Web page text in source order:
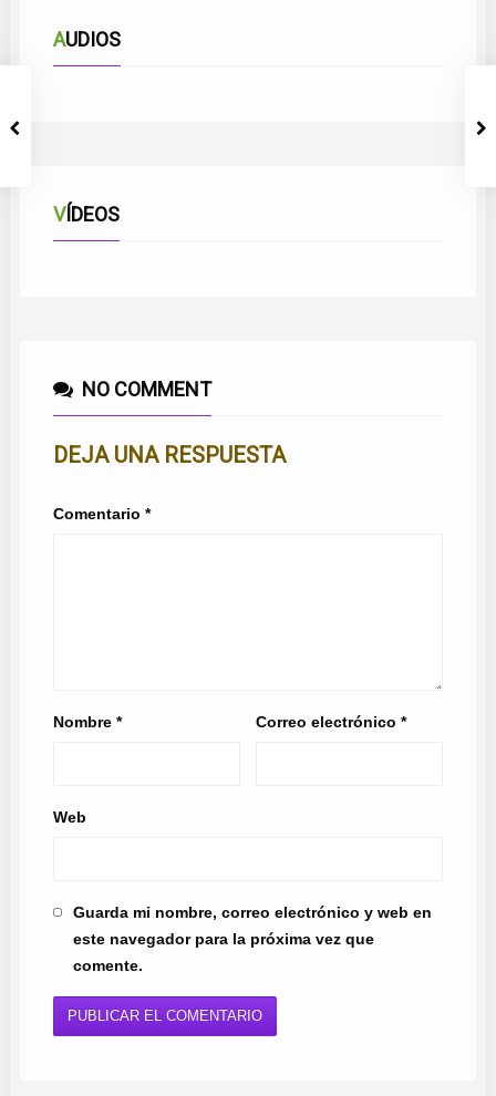
AUDIOS
VÍDEOS
NO COMMENT
DEJA UNA RESPUESTA
Comentario *
Nombre * Correo electrónico*
Web
Guarda mi nombre, correo electrónico y web en
este navegador para la próxima vez que
comente.